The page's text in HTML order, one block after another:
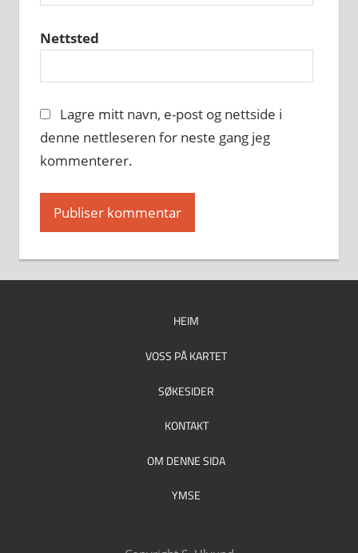
Nettsted
Lagre mitt navn, e-post og nettside i
denne nettleseren for neste gang jeg
kommenterer.
HEIM
VOSS PÅ KARTET
SØKESIDER
KONTAKT
OM DENNE SIDA
YMSE